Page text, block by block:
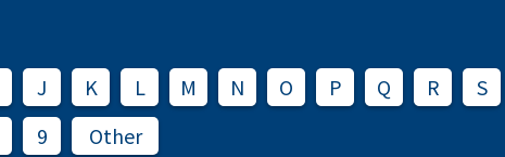
J K L M N O P Q R S
9 Other